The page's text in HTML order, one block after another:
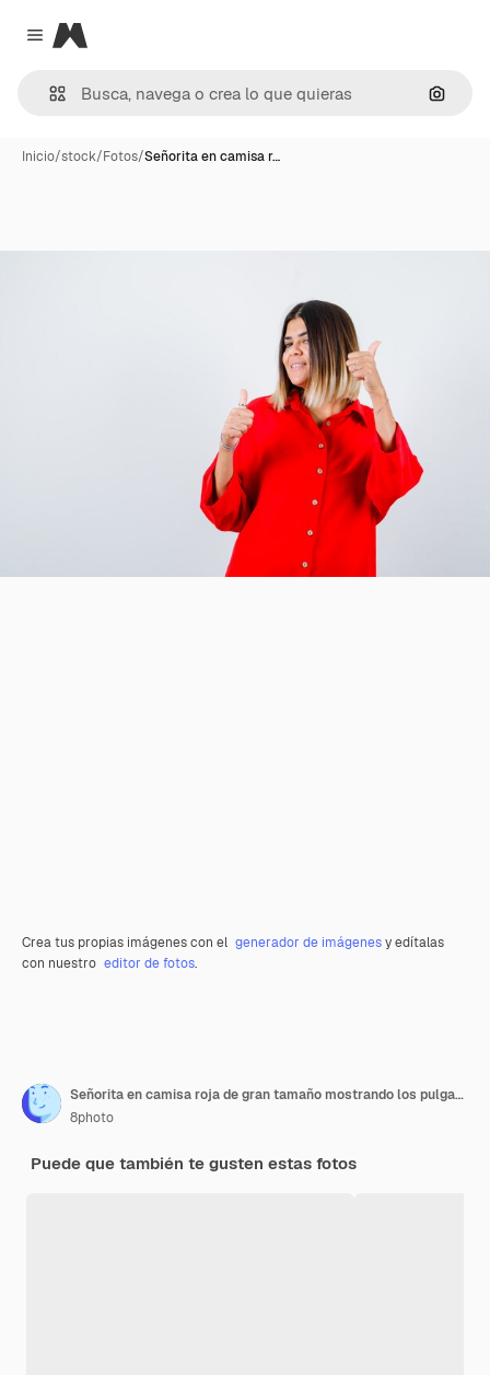
Close menu
Magnific
Inicio/stock/Fotos/Señorita en camisa r…
Crea tus propias imágenes con el generador de imágenesy edítalas
con nuestro editor de fotos.
Señorita en camisa roja de gran tamaño mostrando los pulgares hacia arriba y mirando alegre, vista frontal.
8photo
Puede que también te gusten estas fotos